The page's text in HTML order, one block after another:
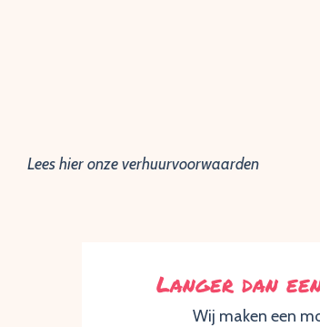
Lees hier onze verhuurvoorwaarden
Langer dan
Wij maken een